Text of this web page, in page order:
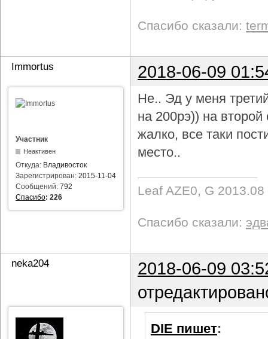
Спасибо сказали:
Immortus 2018-06-09
Участник
Неактивен
Откуда: Владивосток
Зарегистрирован: 2015-11-04
Сообщений: 792
Спасибо: 226
Не.. Эд у меня
на 200рэ)) на
жалко, все таки
место..
Leaf AZE0, G 2013.08
Спасибо сказали:
neka204
2018-06-09
DIE пишет: